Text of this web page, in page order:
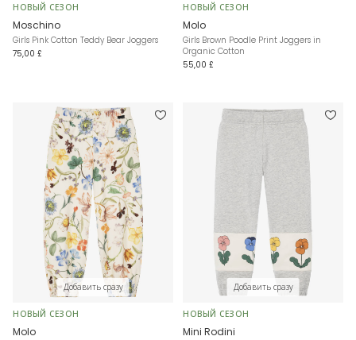
НОВЫЙ СЕЗОН
Moschino
Girls Pink Cotton Teddy Bear Joggers
75,00 £
НОВЫЙ СЕЗОН
Molo
Girls Brown Poodle Print Joggers in
Organic Cotton
55,00 £
Добавить сразу
НОВЫЙ СЕЗОН
Molo
Добавить сразу
НОВЫЙ СЕЗОН
Mini Rodini